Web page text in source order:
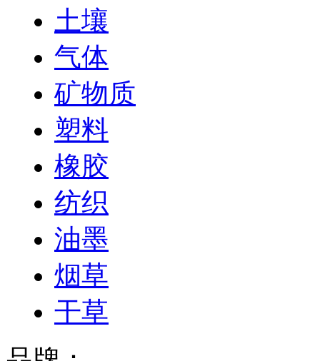
土壤
气体
矿物质
塑料
橡胶
纺织
油墨
烟草
干草